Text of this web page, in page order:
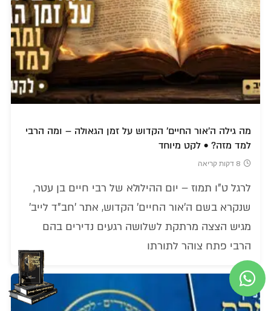
מה גילה ה'אור החיים' הקדוש על זמן הגאולה – ומה הרבי
למד מזה? • לקט מיוחד
8 דקות קריאה
לרגל ט"ו תמוז – יום ההילולא של רבי חיים בן עטר,
שנקרא בשם ה'אור החיים' הקדוש, אתר 'חב"ד לייב'
מגיש הצצה מרתקת לשלושה רגעים נדירים בהם
הרבי פתח צוהר לתורתו
אודיו